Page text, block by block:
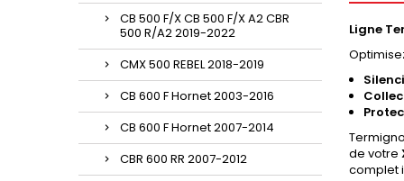
CB 500 F/X CB 500 F/X A2 CBR
500 R/A2 2019-2022
CMX 500 REBEL 2018-2019
CB 600 F Hornet 2003-2016
CB 600 F Hornet 2007-2014
CBR 600 RR 2007-2012
Ligne
de votre
complet